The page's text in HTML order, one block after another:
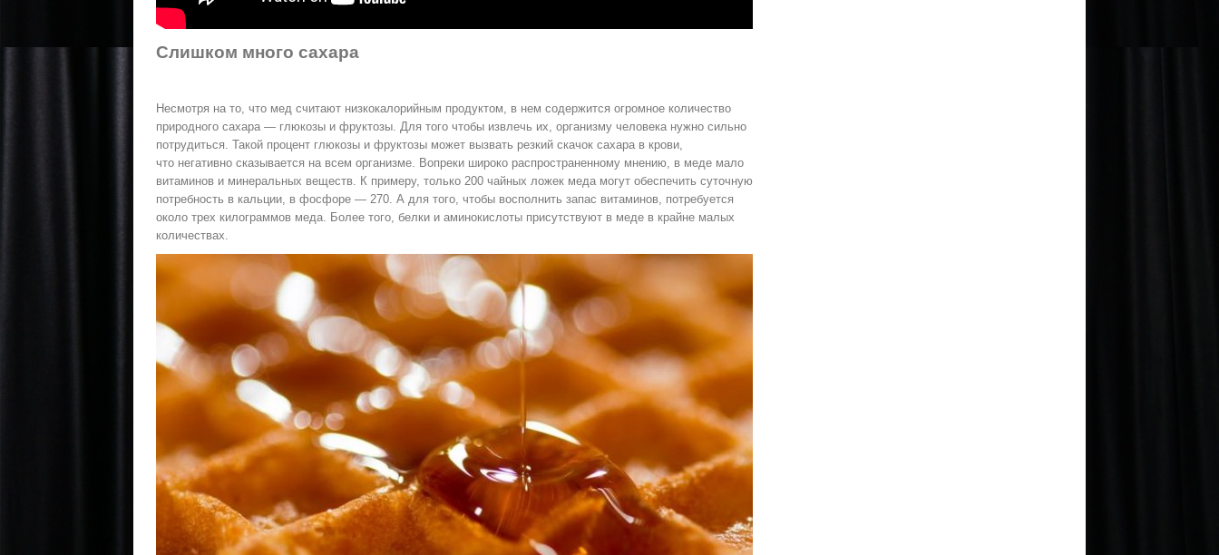
Слишком много сахара
Несмотря на то, что мед считают низкокалорийным продуктом, в нем содержится огромное количество
природного сахара — глюкозы и фруктозы. Для того чтобы извлечь их, организму человека нужно сильно
потрудиться. Такой процент глюкозы и фруктозы может вызвать резкий скачок сахара в крови,
что негативно сказывается на всем организме. Вопреки широко распространенному мнению, в меде мало
витаминов и минеральных веществ. К примеру, только 200 чайных ложек меда могут обеспечить суточную
потребность в кальции, в фосфоре — 270. А для того, чтобы восполнить запас витаминов, потребуется
около трех килограммов меда. Более того, белки и аминокислоты присутствуют в меде в крайне малых
количествах.